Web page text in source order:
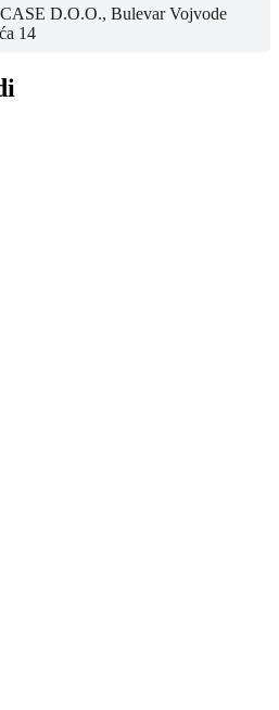
D.O.O., Bulevar Vojvode
14